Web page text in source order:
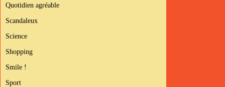
Quotidien agréable
Scandaleux
Science
Shopping
Smile !
Sport